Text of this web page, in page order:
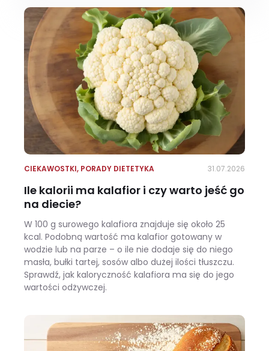
CIEKAWOSTKI, PORADY DIETETYKA 31.07.2026
Ile kalorii ma kalafior i czy warto jeść go
na diecie?
W 100 g surowego kalafiora znajduje się około 25
kcal. Podobną wartość ma kalafior gotowany w
wodzie lub na parze – o ile nie dodaje się do niego
masła, bułki tartej, sosów albo dużej ilości tłuszczu.
Sprawdź, jak kaloryczność kalafiora ma się do jego
wartości odżywczej.